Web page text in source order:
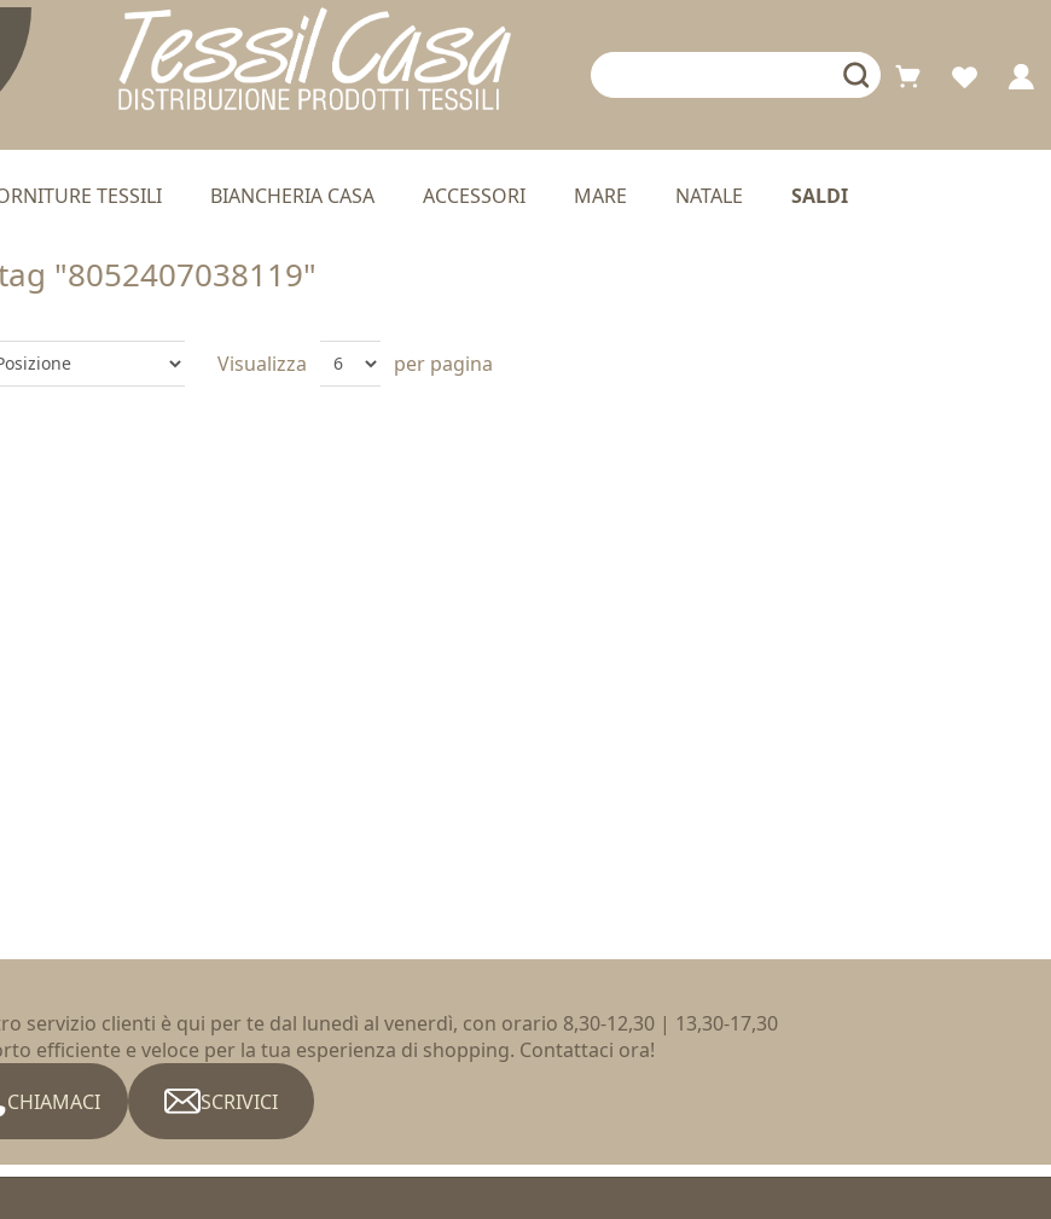
TESSILI BIANCHERIA CASA ACCESSORI MARE NATALE SALDI
"8052407038119"
Visualizza per pagina
servizio clienti è qui per te dal lunedì al venerdì, con orario 8,30-12,30 | 13,30-17,30
efficiente e veloce per la tua esperienza di shopping. Contattaci ora!
CHIAMACI
SCRIVICI